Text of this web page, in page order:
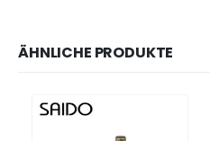
ÄHNLICHE PRODUKTE